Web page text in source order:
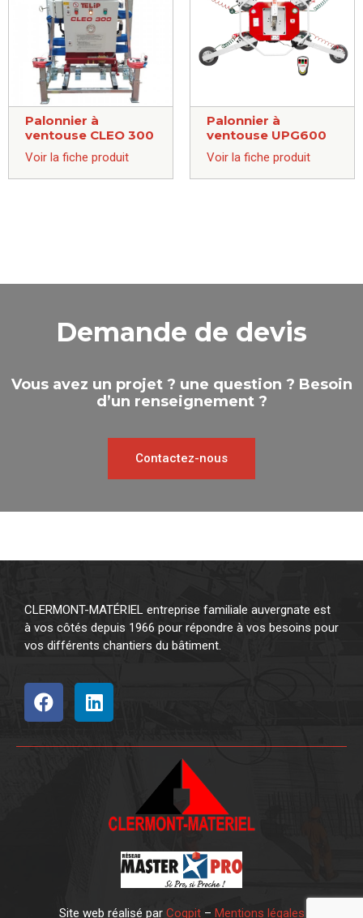
Palonnier à
ventouse CLEO 300
Voir la fiche produit
Palonnier à
ventouse UPG600
Voir la fiche produit
Demande de devis
Vous avez un projet ? une question ? Besoin
d’un renseignement ?
Contactez-nous
CLERMONT-MATÉRIEL entreprise familiale auvergnate est
à vos côtés depuis 1966 pour répondre à vos besoins pour
vos différents chantiers du bâtiment.
Site web réalisé par Coqpit– Mentions légales